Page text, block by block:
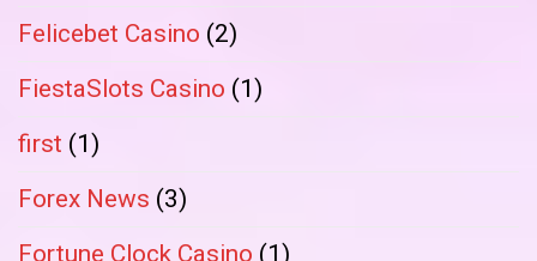
Felicebet Casino (2)
FiestaSlots Casino (1)
first (1)
Forex News (3)
Fortune Clock Casino (1)